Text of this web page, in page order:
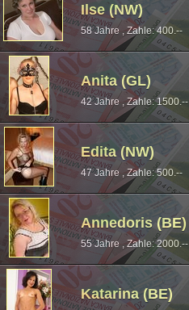
Ilse (NW)
58 Jahre , Zahle: 400.--
Anita (GL)
42 Jahre , Zahle: 1500.--
Edita (NW)
47 Jahre , Zahle: 500.--
Annedoris (BE)
55 Jahre , Zahle: 2000.--
Katarina (BE)